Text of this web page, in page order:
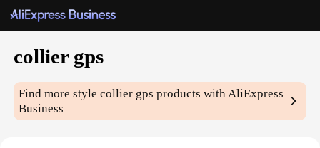
collier gps
Find more stylecollier gps products with AliExpress
Business